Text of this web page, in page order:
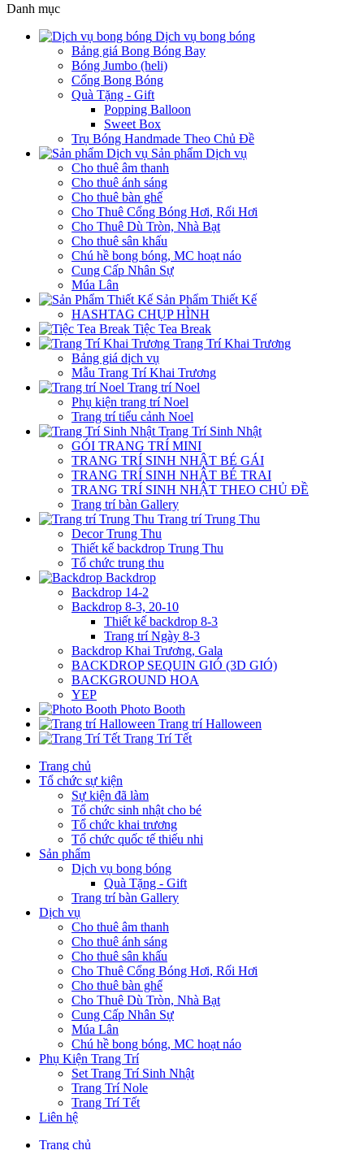
Danh mục
Dịch vụ bong bóng
Bảng giá Bong Bóng Bay
Bóng Jumbo (heli)
Cổng Bong Bóng
Quà Tặng - Gift
Popping Balloon
Sweet Box
Trụ Bóng Handmade Theo Chủ Đề
Sản phẩm Dịch vụ
Cho thuê âm thanh
Cho thuê ánh sáng
Cho thuê bàn ghế
Cho Thuê Cổng Bóng Hơi, Rối Hơi
Cho Thuê Dù Tròn, Nhà Bạt
Cho thuê sân khấu
Chú hề bong bóng, MC hoạt náo
Cung Cấp Nhân Sự
Múa Lân
Sản Phẩm Thiết Kế
HASHTAG CHỤP HÌNH
Tiệc Tea Break
Trang Trí Khai Trương
Bảng giá dịch vụ
Mẫu Trang Trí Khai Trương
Trang trí Noel
Phụ kiện trang trí Noel
Trang trí tiểu cảnh Noel
Trang Trí Sinh Nhật
GÓI TRANG TRÍ MINI
TRANG TRÍ SINH NHẬT BÉ GÁI
TRANG TRÍ SINH NHẬT BÉ TRAI
TRANG TRÍ SINH NHẬT THEO CHỦ ĐỀ
Trang trí bàn Gallery
Trang trí Trung Thu
Decor Trung Thu
Thiết kế backdrop Trung Thu
Tổ chức trung thu
Backdrop
Backdrop 14-2
Backdrop 8-3, 20-10
Thiết kế backdrop 8-3
Trang trí Ngày 8-3
Backdrop Khai Trương, Gala
BACKDROP SEQUIN GIÓ (3D GIÓ)
BACKGROUND HOA
YEP
Photo Booth
Trang trí Halloween
Trang Trí Tết
Trang chủ
Tổ chức sự kiện
Sự kiện đã làm
Tổ chức sinh nhật cho bé
Tổ chức khai trương
Tổ chức quốc tế thiếu nhi
Sản phẩm
Dịch vụ bong bóng
Quà Tặng - Gift
Trang trí bàn Gallery
Dịch vụ
Cho thuê âm thanh
Cho thuê ánh sáng
Cho thuê sân khấu
Cho Thuê Cổng Bóng Hơi, Rối Hơi
Cho thuê bàn ghế
Cho Thuê Dù Tròn, Nhà Bạt
Cung Cấp Nhân Sự
Múa Lân
Chú hề bong bóng, MC hoạt náo
Phụ Kiện Trang Trí
Set Trang Trí Sinh Nhật
Trang Trí Nole
Trang Trí Tết
Liên hệ
Trang chủ